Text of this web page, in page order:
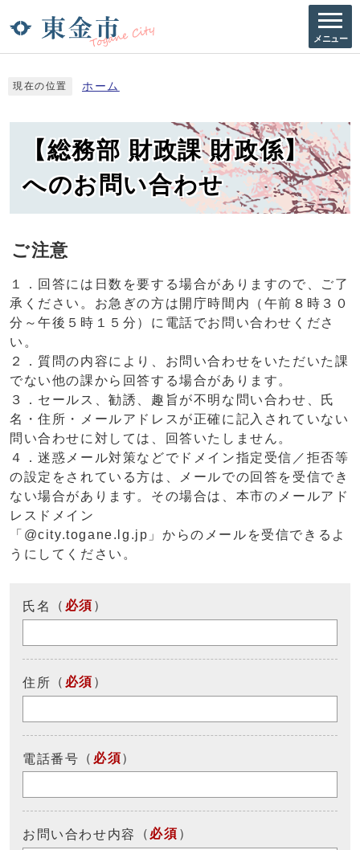
メニュー
現在の位置 ホーム
【総務部 財政課 財政係】
へのお問い合わせ
ご注意
１．回答には日数を要する場合がありますので、ご了
承ください。お急ぎの方は開庁時間内（午前８時３０
分～午後５時１５分）に電話でお問い合わせくださ
い。
２．質問の内容により、お問い合わせをいただいた課
でない他の課から回答する場合があります。
３．セールス、勧誘、趣旨が不明な問い合わせ、氏
名・住所・メールアドレスが正確に記入されていない
問い合わせに対しては、回答いたしません。
４．迷惑メール対策などでドメイン指定受信／拒否等
の設定をされている方は、メールでの回答を受信でき
ない場合があります。その場合は、本市のメールアド
レスドメイン
「@city.togane.lg.jp」からのメールを受信できるよ
うにしてください。
氏名 （ 必須 ）
住所 （ 必須 ）
電話番号 （ 必須）
お問い合わせ内容 （ 必須 ）